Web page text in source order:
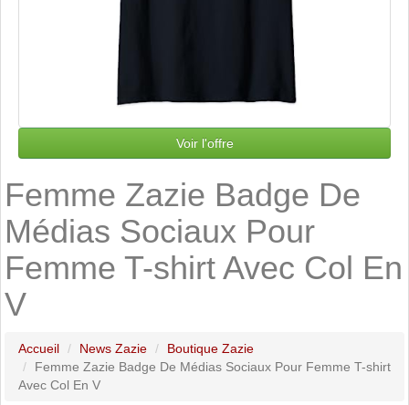
Voir l'offre
Femme Zazie Badge De
Médias Sociaux Pour
Femme T-shirt Avec Col En
V
Accueil News Zazie
Boutique Zazie
Femme Zazie Badge De Médias Sociaux Pour Femme T-shirt
Avec Col En V